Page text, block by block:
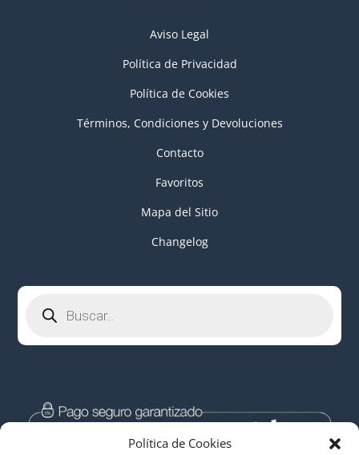
Política de Cookies
Aviso Legal
Política de Privacidad
Política de Cookies
Términos, Condiciones y Devoluciones
Contacto
Favoritos
Mapa del Sitio
Changelog
productos